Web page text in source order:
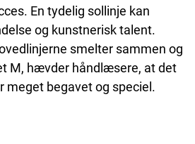
En tydelig sollinje kan
og kunstnerisk talent.
smelter sammen og
M, hævder håndlæsere, at det
meget begavet og speciel.